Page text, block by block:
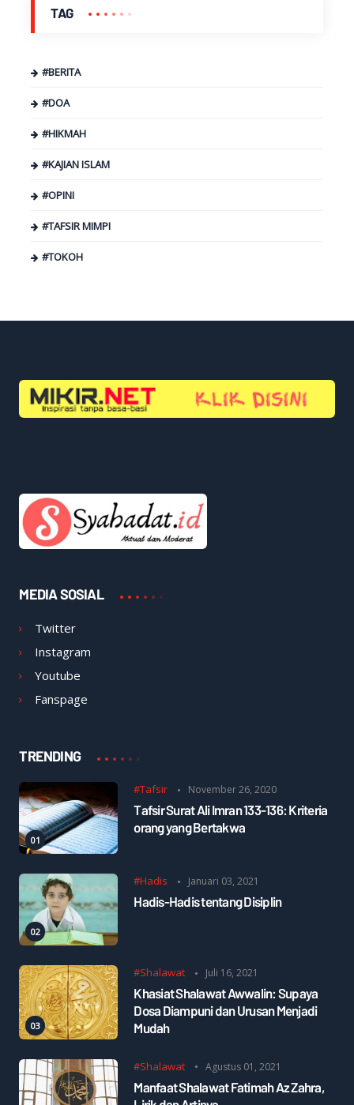
TAG
#BERITA
#DOA
#HIKMAH
#KAJIAN ISLAM
#OPINI
#TAFSIR MIMPI
#TOKOH
MEDIA SOSIAL
Twitter
Instagram
Youtube
Fanspage
TRENDING
#Tafsir November 26, 2020
Tafsir Surat Ali Imran 133-136: Kriteria
orang yang Bertakwa
#Hadis Januari 03, 2021
Hadis-Hadis tentang Disiplin
#Shalawat Juli 16, 2021
Khasiat Shalawat Awwalin: Supaya
Dosa Diampuni dan Urusan Menjadi
Mudah
#Shalawat Agustus 01, 2021
Manfaat Shalawat Fatimah Az Zahra,